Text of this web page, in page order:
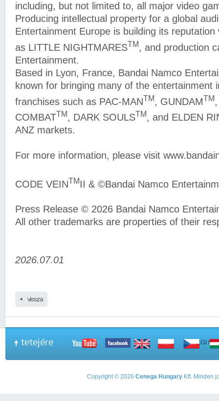
including, but not limited to, all major video
Producing intellectual property for a global
Entertainment Europe is building its
as LITTLE NIGHTMARESTM, and production
Entertainment.
Based in Lyon, France, Bandai Namco
known for bringing many of the entertainment
franchises such as PAC-MANTM , GUNDAMTM
COMBATTM, DARK SOULSTM, and ELDEN
ANZ markets.
For more information, please visit
CODE VEINTMII & ©Bandai Namco
Press Release © 2026 Bandai Namco
All other trademarks are properties of their
2026.07.01
vissza
tetejére A PEGI
Copyright © 2026 Cenega Hungary Kft. Minden